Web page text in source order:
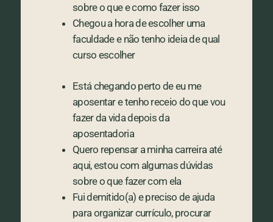
sobre o que e como fazer isso
Chegou a hora de escolher uma
faculdade e não tenho ideia de qual
curso escolher
Está chegando perto de eu me
aposentar e tenho receio do que vou
fazer da vida depois da
aposentadoria
Quero repensar a minha carreira até
aqui, estou com algumas dúvidas
sobre o que fazer com ela
Fui demitido(a) e preciso de ajuda
para organizar currículo, procurar